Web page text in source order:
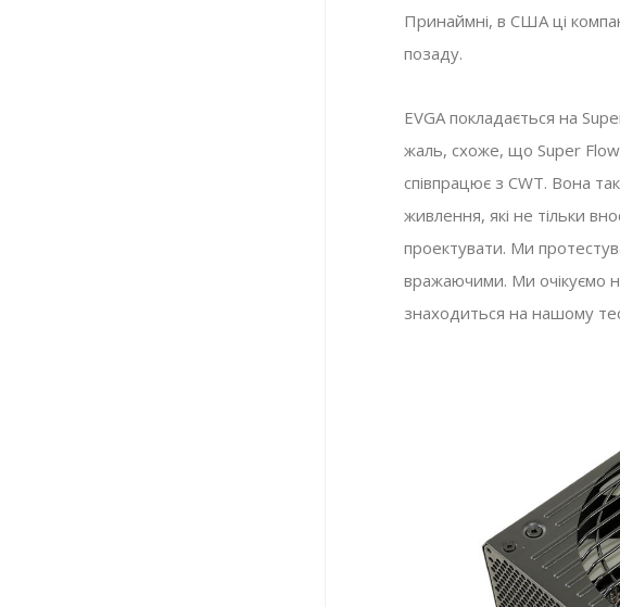
Принаймні, в США ці
позаду.
EVGA покладається на
жаль, схоже, що Super
співпрацює з CWT. Вона
живлення, які не тільки
проектувати. Ми
вражаючими. Ми очікуємо
знаходиться на нашому